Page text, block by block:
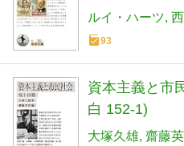
ルイ・ハーツ
93
資本主義と市
白 152-1)
大塚久雄 齋藤